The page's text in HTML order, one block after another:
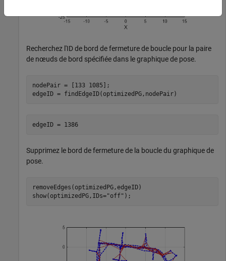
Recherchez l'ID de bord de fermeture de boucle pour la paire
de nœuds de bord spécifiée dans le graphique de pose.
nodePair = [133 1085];
edgeID = findEdgeID(optimizedPG,nodePair)
edgeID = 1386
Supprimez le bord de fermeture de la boucle du graphique de
pose.
removeEdges(optimizedPG,edgeID)
show(optimizedPG,IDs="off" );